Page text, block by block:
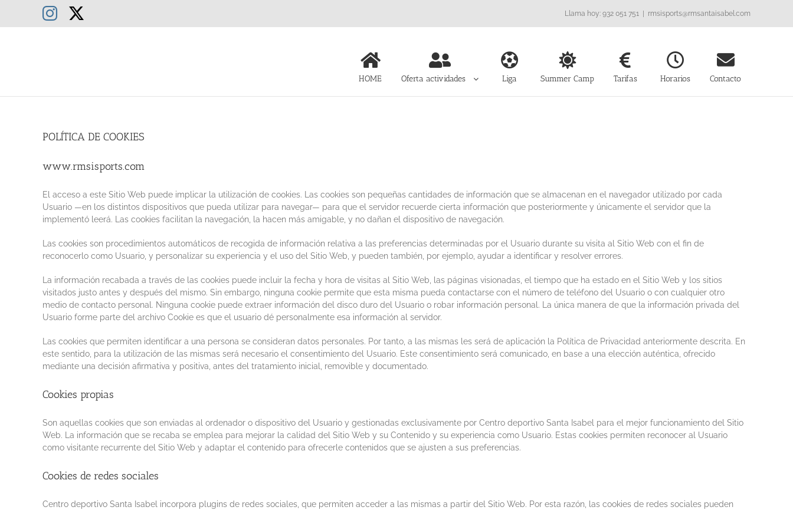
contenido
Llama hoy: 932 051 751 | rmsisports@rmsantaisabel.com
Instagram
HOME Oferta actividades Liga Summer Camp Tarifas Horarios Contacto
POLÍTICA DE COOKIES
www.rmsisports.com
El acceso a este Sitio Web puede implicar la utilización de cookies. Las cookies son pequeñas cantidades de información que se almacenan en el navegador utilizado por cada
Usuario —en los distintos dispositivos que pueda utilizar para navegar— para que el servidor recuerde cierta información que posteriormente y únicamente el servidor que la
implementó leerá. Las cookies facilitan la navegación, la hacen más amigable, y no dañan el dispositivo de navegación.
Las cookies son procedimientos automáticos de recogida de información relativa a las preferencias determinadas por el Usuario durante su visita al Sitio Web con el fin de
reconocerlo como Usuario, y personalizar su experiencia y el uso del Sitio Web, y pueden también, por ejemplo, ayudar a identificar y resolver errores.
La información recabada a través de las cookies puede incluir la fecha y hora de visitas al Sitio Web, las páginas visionadas, el tiempo que ha estado en el Sitio Web y los sitios
visitados justo antes y después del mismo. Sin embargo, ninguna cookie permite que esta misma pueda contactarse con el número de teléfono del Usuario o con cualquier otro
medio de contacto personal. Ninguna cookie puede extraer información del disco duro del Usuario o robar información personal. La única manera de que la información privada del
Usuario forme parte del archivo Cookie es que el usuario dé personalmente esa información al servidor.
Las cookies que permiten identificar a una persona se consideran datos personales. Por tanto, a las mismas les será de aplicación la Política de Privacidad anteriormente descrita. En
este sentido, para la utilización de las mismas será necesario el consentimiento del Usuario. Este consentimiento será comunicado, en base a una elección auténtica, ofrecido
mediante una decisión afirmativa y positiva, antes del tratamiento inicial, removible y documentado.
Cookies propias
Son aquellas cookies que son enviadas al ordenador o dispositivo del Usuario y gestionadas exclusivamente por Centro deportivo Santa Isabelpara el mejor funcionamiento del Sitio
Web. La información que se recaba se emplea para mejorar la calidad del Sitio Web y su Contenido y su experiencia como Usuario. Estas cookies permiten reconocer al Usuario
como visitante recurrente del Sitio Web y adaptar el contenido para ofrecerle contenidos que se ajusten a sus preferencias.
Cookies de redes sociales
Centro deportivo Santa Isabel incorpora plugins de redes sociales, que permiten acceder a las mismas a partir del Sitio Web. Por esta razón, las cookies de redes sociales pueden